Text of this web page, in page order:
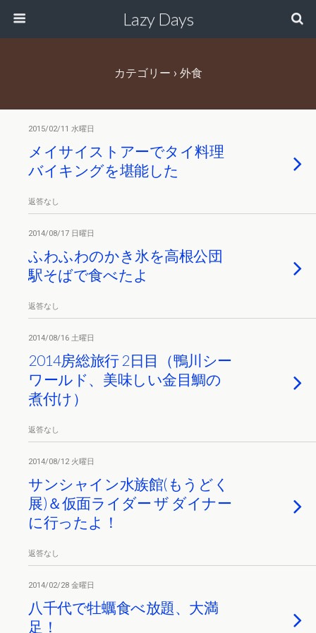
Lazy Days
カテゴリー › 外食
2015/02/11 水曜日
メイサイストアーでタイ料理
バイキングを堪能した
返答なし
2014/08/17 日曜日
ふわふわのかき氷を高根公団
駅そばで食べたよ
返答なし
2014/08/16 土曜日
2014房総旅行 2日目（鴨川シー
ワールド、美味しい金目鯛の
煮付け）
返答なし
2014/08/12 火曜日
サンシャイン水族館(もうどく
展)＆仮面ライダー ザ ダイナー
に行ったよ！
返答なし
2014/02/28 金曜日
八千代で牡蠣食べ放題、大満
足！